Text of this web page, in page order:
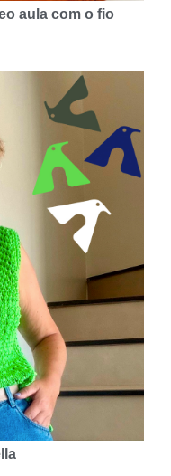
aula com o fio